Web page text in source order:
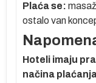
Plaća se:
ostalo van
Hoteli imaju
načina